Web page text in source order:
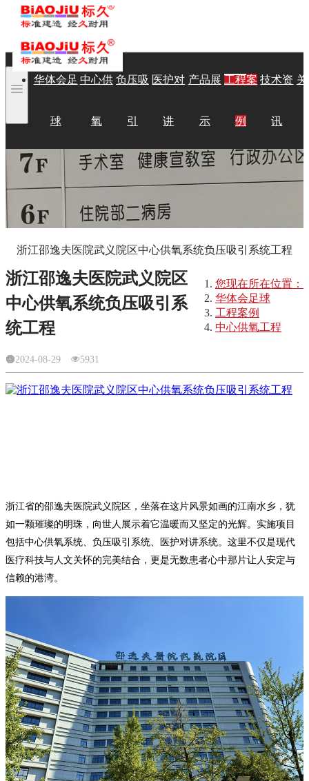
华体会足
球
中心供
氧
负压吸
引
医护对
讲
产品展
示
工程案
例
技术资
讯
浙江邵逸夫医院武义院区中心供氧系统负压吸引系统工程
您现在所在位置：
华体会足球
工程案例
中心供氧工程
浙江邵逸夫医院武义院区
中心供氧系统负压吸引系
统工程
2024-08-29 5931
浙江省的邵逸夫医院武义院区，坐落在这片风景如画的江南水乡，犹
如一颗璀璨的明珠，向世人展示着它温暖而又坚定的光辉。实施项目
包括中心供氧系统、负压吸引系统、医护对讲系统。这里不仅是现代
医疗科技与人文关怀的完美结合，更是无数患者心中那片让人安定与
信赖的港湾。